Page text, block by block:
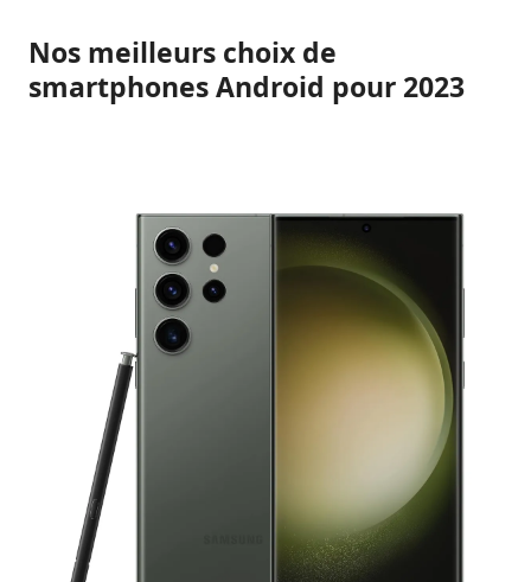
Nos meilleurs choix de
smartphones Android pour 2023